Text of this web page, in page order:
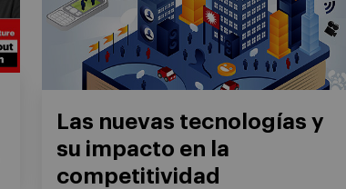
Las nuevas tecnologías y
su impacto en la
competitividad